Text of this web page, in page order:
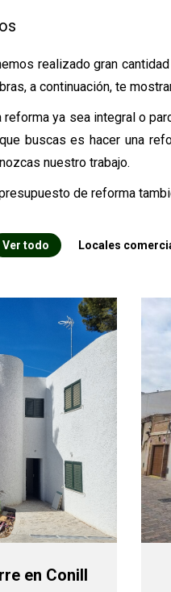
realizado gran
a continuación, te
ya sea integral o
buscas es hacer una
nuestro trabajo.
de reforma
Ver todo Locales
en Conill